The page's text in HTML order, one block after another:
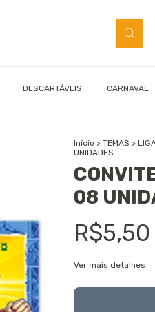
DESCARTÁVEIS CARNAVAL
Início > TEMAS >
UNIDADES
08
R$5,50
Ver mais detalhes